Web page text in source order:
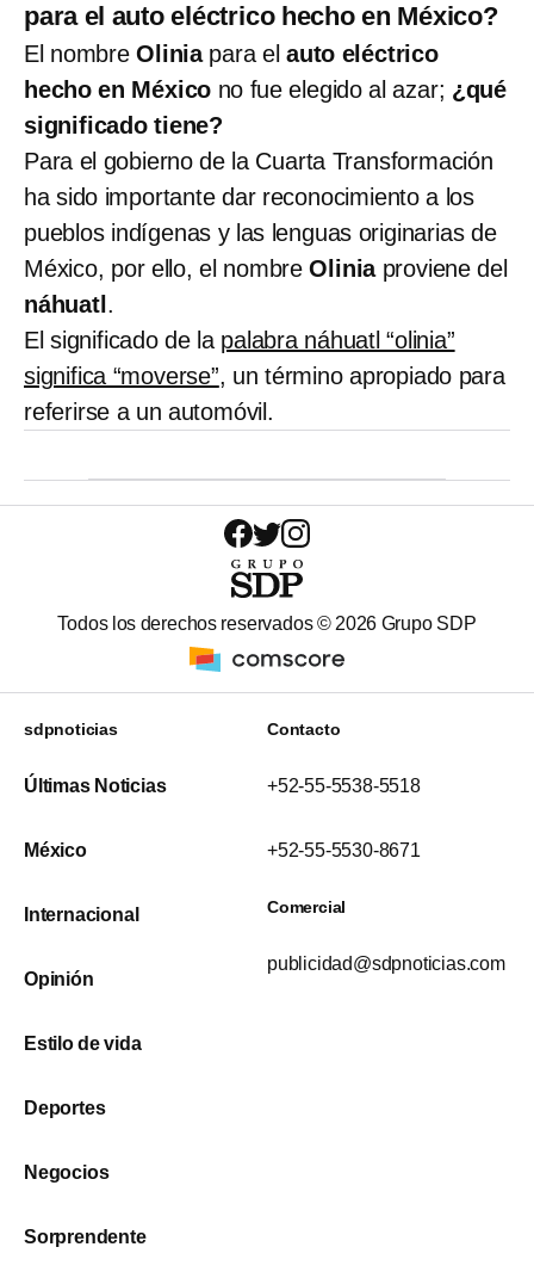
para el auto eléctrico hecho en México?
El nombreOlinia para elauto eléctrico
hecho en México no fue elegido al azar; ¿qué
significado tiene?
Para el gobierno de la Cuarta Transformación
ha sido importante dar reconocimiento a los
pueblos indígenas y las lenguas originarias de
México, por ello, el nombreOlinia proviene del
náhuatl .
El significado de la palabra náhuatl “olinia”
significa “moverse”, un término apropiado para
referirse a un automóvil.
Todos los derechos reservados © 2026 Grupo SDP
sdpnoticias
Últimas Noticias
México
Internacional
Opinión
Estilo de vida
Deportes
Negocios
Sorprendente
Contacto
+52-55-5538-5518
+52-55-5530-8671
Comercial
publicidad@sdpnoticias.com